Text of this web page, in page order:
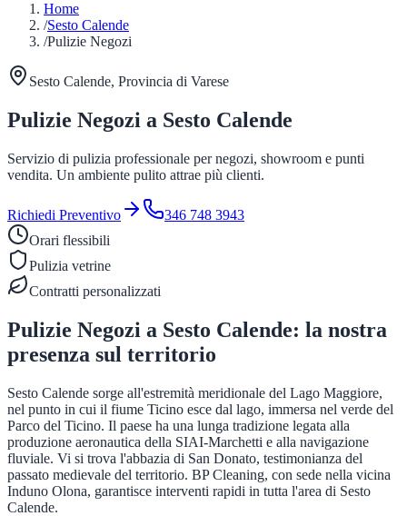
Home
/Sesto Calende
/Pulizie Negozi
Sesto Calende, Provincia di Varese
Pulizie Negozi a Sesto Calende
Servizio di pulizia professionale per negozi, showroom e punti
vendita. Un ambiente pulito attrae più clienti.
Richiedi Preventivo
346 748 3943
Orari flessibili
Pulizia vetrine
Contratti personalizzati
Pulizie Negozi a Sesto Calende: la nostra
presenza sul territorio
Sesto Calende sorge all'estremità meridionale del Lago Maggiore,
nel punto in cui il fiume Ticino esce dal lago, immersa nel verde del
Parco del Ticino. Il paese ha una lunga tradizione legata alla
produzione aeronautica della SIAI-Marchetti e alla navigazione
fluviale. Vi si trova l'abbazia di San Donato, testimonianza del
passato medievale del territorio. BP Cleaning, con sede nella vicina
Induno Olona, garantisce interventi rapidi in tutta l'area di Sesto
Calende.